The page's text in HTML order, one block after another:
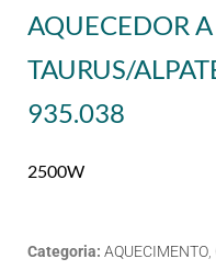
AQUECEDOR
TAURUS/
935.038
2500W
Categoria: AQUECIMENTO